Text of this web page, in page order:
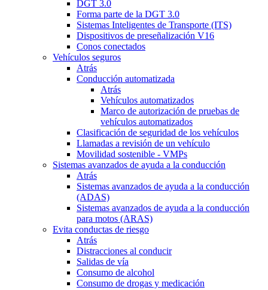
DGT 3.0
Forma parte de la DGT 3.0
Sistemas Inteligentes de Transporte (ITS)
Dispositivos de preseñalización V16
Conos conectados
Vehículos seguros
Atrás
Conducción automatizada
Atrás
Vehículos automatizados
Marco de autorización de pruebas de
vehículos automatizados
Clasificación de seguridad de los vehículos
Llamadas a revisión de un vehículo
Movilidad sostenible - VMPs
Sistemas avanzados de ayuda a la conducción
Atrás
Sistemas avanzados de ayuda a la conducción
(ADAS)
Sistemas avanzados de ayuda a la conducción
para motos (ARAS)
Evita conductas de riesgo
Atrás
Distracciones al conducir
Salidas de vía
Consumo de alcohol
Consumo de drogas y medicación